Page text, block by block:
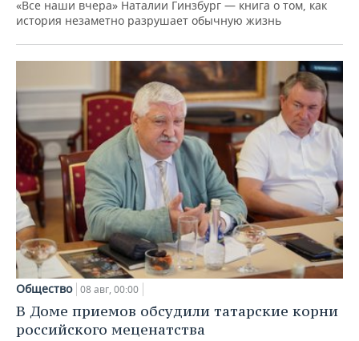
«Все наши вчера» Наталии Гинзбург — книга о том, как
история незаметно разрушает обычную жизнь
Общество 08 авг, 00:00
В Доме приемов обсудили татарские корни
российского меценатства